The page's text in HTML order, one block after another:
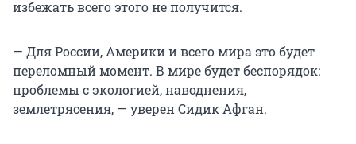
избежать всего этого не получится.
— Для России, Америки и всего мира это будет
переломный момент. В мире будет беспорядок:
проблемы с экологией, наводнения,
землетрясения, — уверен Сидик Афган.